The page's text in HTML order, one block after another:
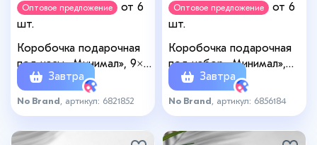
Оптовое предложение
от 6
шт.
Коробочка подарочная
под часы «Минимал», 9×9
(размер полезной части
8,3×8,3см), цвет чёрный
Завтра
No Brand , артикул: 6821852
Оптовое предложение
от 6
шт.
Коробочка подарочная
под набор «Минимал»,
7×9 см, (полезная часть
6.5×8.5 см), белая
Завтра
No Brand , артикул: 6856184